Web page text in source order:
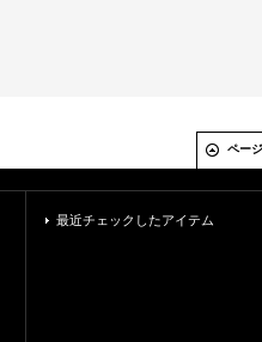
ペー
最近チェックしたアイテム